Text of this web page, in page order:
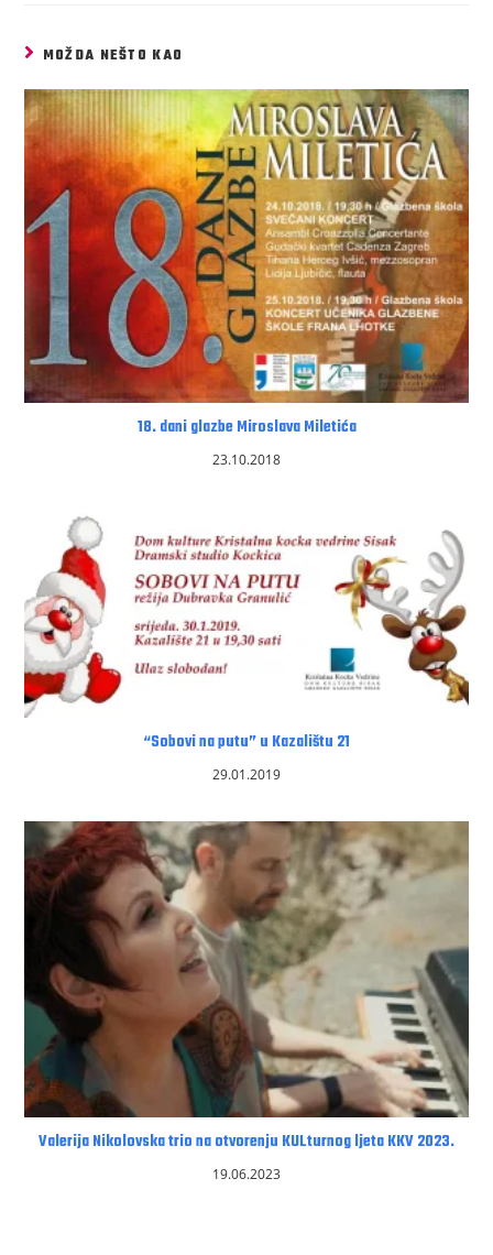
MOŽDA NEŠTO KAO
18. dani glazbe Miroslava Miletića
23.10.2018
“Sobovi na putu” u Kazalištu 21
29.01.2019
Valerija Nikolovska trio na otvorenju KULturnog ljeta KKV 2023.
19.06.2023